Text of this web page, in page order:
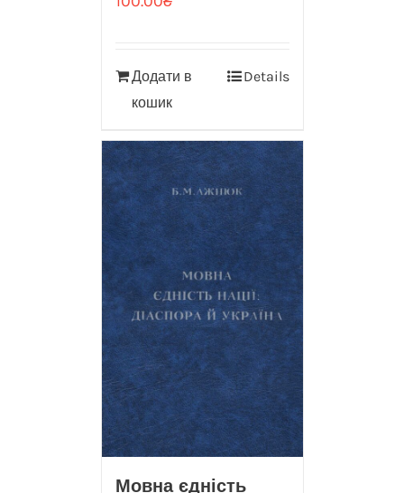
Додати в
кошик
Details
Мовна єдність